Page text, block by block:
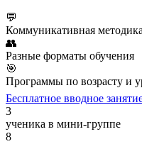
💬
Коммуникативная методика
👥
Разные форматы обучения
🎯
Программы по возрасту и
Бесплатное вводное
3
ученика в мини-группе
8